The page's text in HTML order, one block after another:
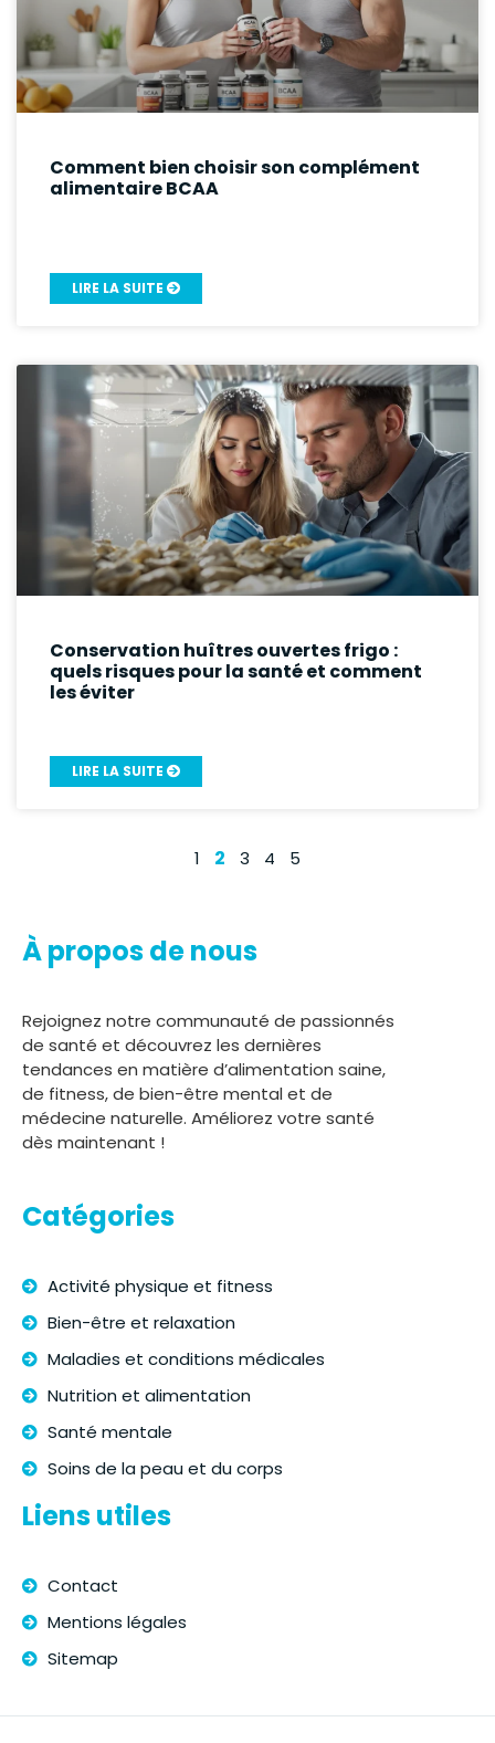
Comment bien choisir son complément
alimentaire BCAA
LIRE LA SUITE
Conservation huîtres ouvertes frigo :
quels risques pour la santé et comment
les éviter
LIRE LA SUITE
1 2 3 4 5
À propos de nous
Rejoignez notre communauté de passionnés
de santé et découvrez les dernières
tendances en matière d’alimentation saine,
de fitness, de bien-être mental et de
médecine naturelle. Améliorez votre santé
dès maintenant !
Catégories
Activité physique et fitness
Bien-être et relaxation
Maladies et conditions médicales
Nutrition et alimentation
Santé mentale
Soins de la peau et du corps
Liens utiles
Contact
Mentions légales
Sitemap